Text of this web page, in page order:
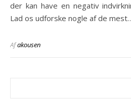
der kan have en negativ
Lad os udforske nogle af de
Afakousen